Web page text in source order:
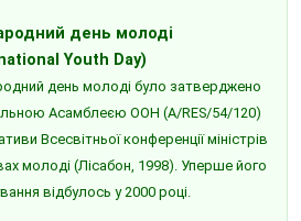
день молоді
Youth Day)
день молоді було затверджено
Асамблеєю ООН (A/RES/54/120)
Всесвітньої конференції міністрів
молоді (Лісабон, 1998). Уперше його
відбулось у 2000 році.